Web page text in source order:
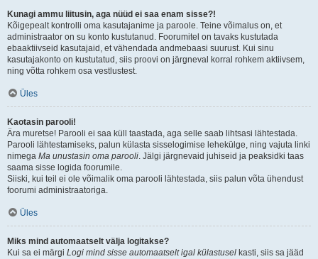
Kunagi ammu liitusin, aga nüüd ei saa enam sisse?!
Kõigepealt kontrolli oma kasutajanime ja paroole. Teine võimalus on, et
administraator on su konto kustutanud. Foorumitel on tavaks kustutada
ebaaktiivseid kasutajaid, et vähendada andmebaasi suurust. Kui sinu
kasutajakonto on kustutatud, siis proovi on järgneval korral rohkem aktiivsem,
ning võtta rohkem osa vestlustest.
Üles
Kaotasin parooli!
Ära muretse! Parooli ei saa küll taastada, aga selle saab lihtsasi lähtestada.
Parooli lähtestamiseks, palun külasta sisselogimise lehekülge, ning vajuta linki
nimega Ma unustasin oma parooli. Jälgi järgnevaid juhiseid ja peaksidki taas
saama sisse logida foorumile.
Siiski, kui teil ei ole võimalik oma parooli lähtestada, siis palun võta ühendust
foorumi administraatoriga.
Üles
Miks mind automaatselt välja logitakse?
Kui sa ei märgi Logi mind sisse automaatselt igal külastusel kasti, siis sa jääd